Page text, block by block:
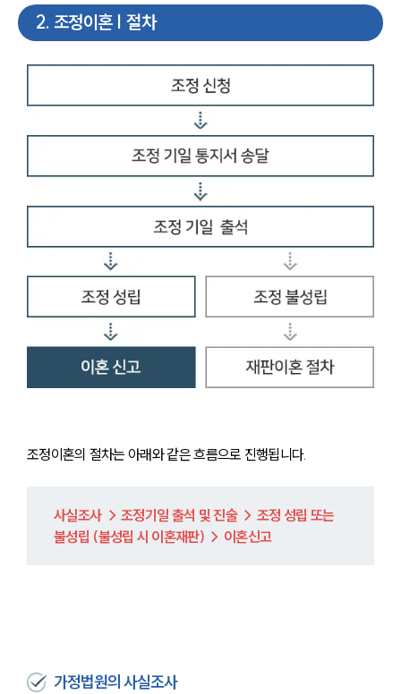
2. 조정이혼 | 절차
조정이혼의 절차는 아래와 같은 흐름으로 진행됩니다.
사실조사 → 조정기일 출석 및 진술 → 조정 성립 또는
불성립 (불성립 시 이혼재판) → 이혼신고
가정법원의 사실조사